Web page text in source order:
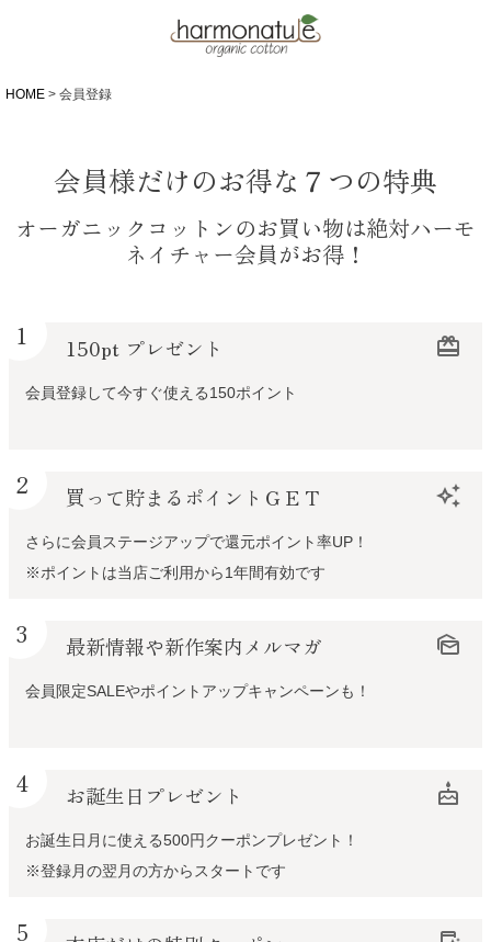
HOME 会員登録
会員様だけのお得な７つの特典
オーガニックコットンのお買い物は絶対ハーモ
ネイチャー会員がお得！
1 150pt プレゼント redeem
会員登録して今すぐ使える150ポイント
2 買って貯まるポイントＧＥＴ auto_awesome
さらに会員ステージアップで還元ポイント率UP！
※ポイントは当店ご利用から1年間有効です
3 最新情報や新作案内メルマガ mark_as_unread
会員限定SALEやポイントアップキャンペーンも！
4 お誕生日プレゼント cake
お誕生日月に使える500円クーポンプレゼント！
※登録月の翌月の方からスタートです
5